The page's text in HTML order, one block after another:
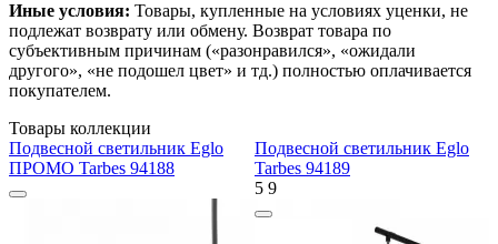
Иные условия: Товары, купленные на условиях уценки, не
подлежат возврату или обмену. Возврат товара по
субъективным причинам («разонравился», «ожидали
другого», «не подошел цвет» и тд.) полностью оплачивается
покупателем.
Товары коллекции
Подвесной светильник Eglo
ПРОМО Tarbes 94188
Подвесной светильник Eglo
Tarbes 94189
5 9